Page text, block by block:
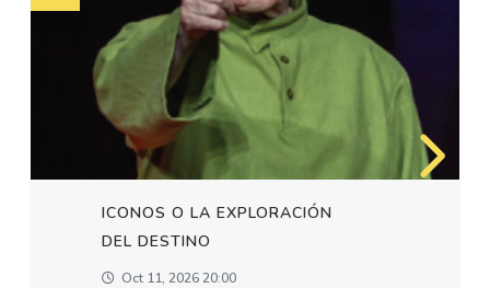
ICONOS O LA EXPLORACIÓN
DEL DESTINO
Oct 11, 2026 20:00